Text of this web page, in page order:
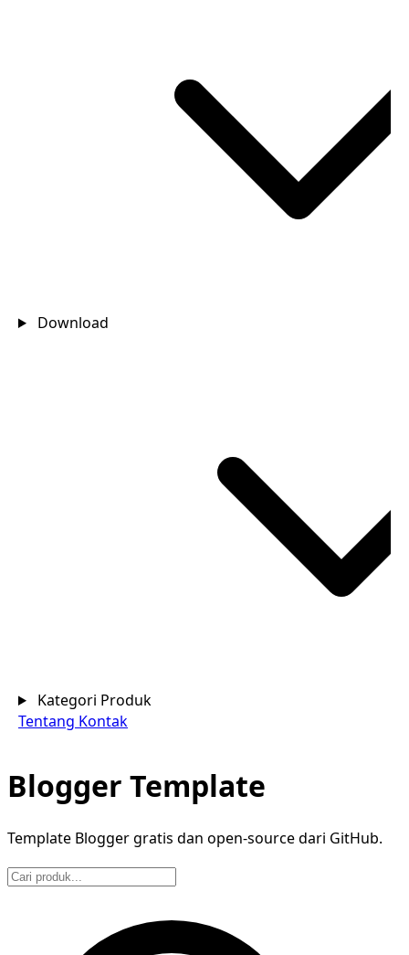
Download
Kategori Produk
Tentang Kontak
Blogger Template
Template Blogger gratis dan open-source dari GitHub.